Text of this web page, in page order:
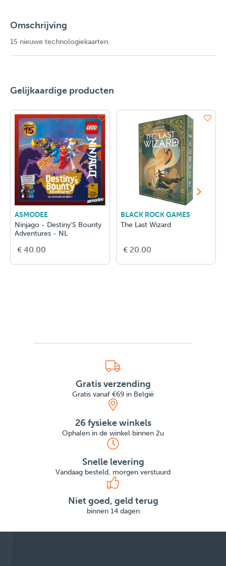
Omschrijving
15 nieuwe technologiekaarten.
Gelijkaardige producten
ASMODEE
Ninjago - Destiny'S Bounty
Adventures - NL
€ 40.00
BLACK ROCK GAMES
The Last Wizard
€ 20.00
Gratis verzending
Gratis vanaf €69 in België
26 fysieke winkels
Ophalen in de winkel binnen 2u
Snelle levering
Vandaag besteld, morgen verstuurd
Niet goed, geld terug
binnen 14 dagen